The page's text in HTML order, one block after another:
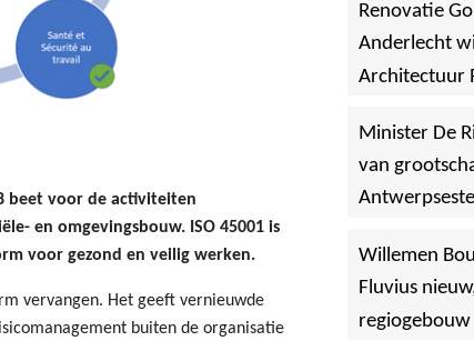
beet voor de activiteiten
en omgevingsbouw. ISO 45001 is
voor gezond en veilig werken.
vervangen. Het geeft vernieuwde
buiten de organisatie
Renovatie
Anderlecht
Architectuur
Minister De
van
Willemen
Fluvius